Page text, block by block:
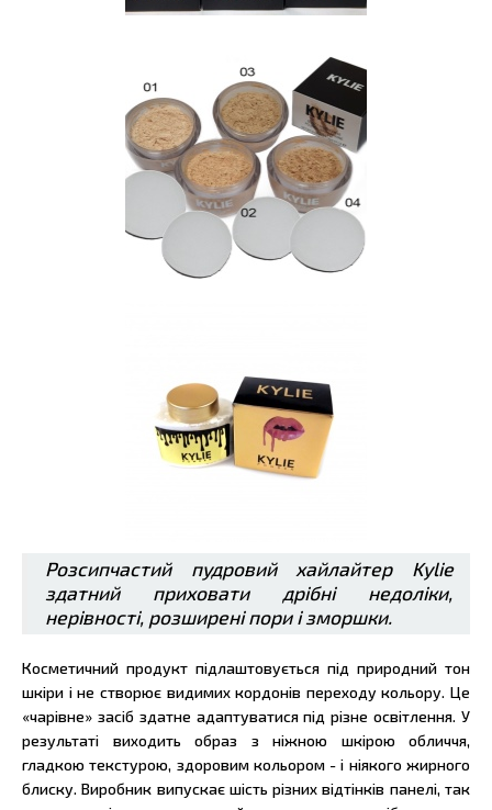
Розсипчастий пудровий хайлайтер Kylie
здатний приховати дрібні недоліки,
нерівності, розширені пори і зморшки.
Косметичний продукт підлаштовується під природний тон
шкіри і не створює видимих кордонів переходу кольору. Це
«чарівне» засіб здатне адаптуватися під різне освітлення. У
результаті виходить образ з ніжною шкірою обличчя,
гладкою текстурою, здоровим кольором - і ніякого жирного
блиску. Виробник випускає шість різних відтінків панелі, так